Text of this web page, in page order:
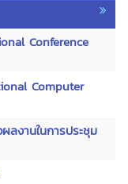
Conference
Computer
ลงานในการประชุม